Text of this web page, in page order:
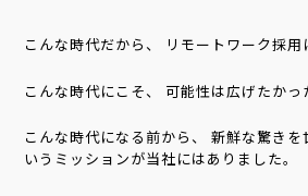
こんな時代だから、 リモートワーク採用
こんな時代にこそ、 可能性は広げたかっ
こんな時代になる前から、 新鮮な驚きを
いうミッションが当社にはありました。